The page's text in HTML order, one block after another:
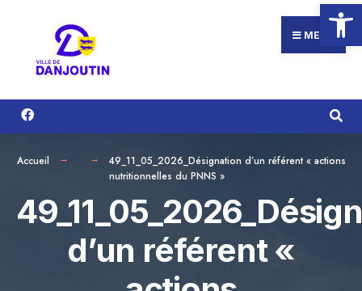
Ouvrir
contenu
MENU
Accueil
49_11_05_2026_Désignation d’un référent « actions
nutritionnelles du PNNS »
d’un référent «
for: